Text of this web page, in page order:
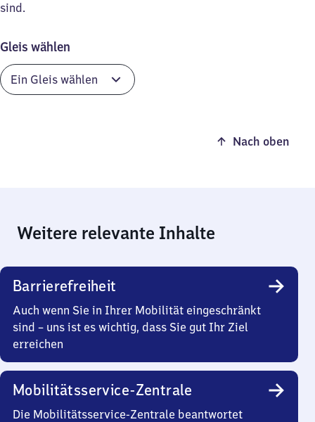
sind.
Gleis wählen
Nach oben
Weitere relevante Inhalte
Barrierefreiheit
Auch wenn Sie in Ihrer Mobilität eingeschränkt
sind – uns ist es wichtig, dass Sie gut Ihr Ziel
erreichen
Mobilitätsservice-Zentrale
Die Mobilitätsservice-Zentrale beantwortet